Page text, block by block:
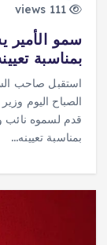
111 views
سمو الأمير
بمناسبة
استقبل صاحب
الصباح اليوم
قدم لسموه نائب
بمناسبة تعيينه…